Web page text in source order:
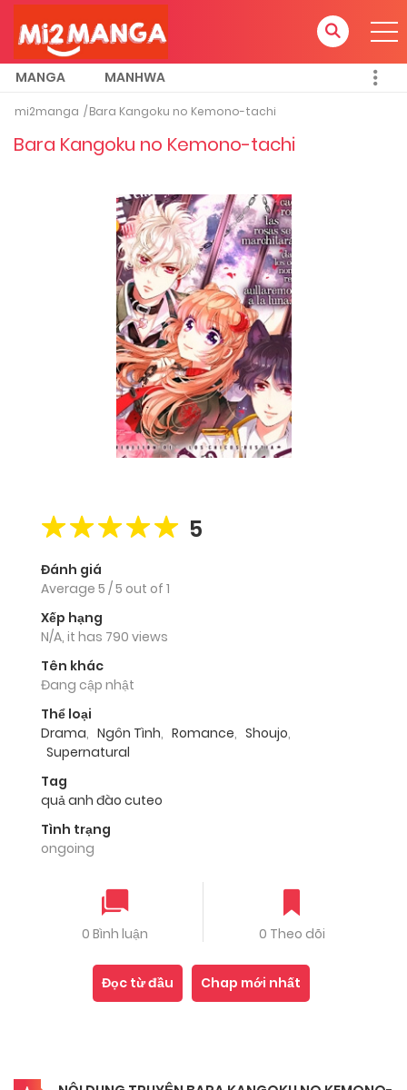
MANGA MANHWA
mi2manga Bara Kangoku no Kemono-tachi
Bara Kangoku no Kemono-tachi
5
Đánh giá
Average 5 /5 out of 1
Xếp hạng
N/A, it has 790 views
Tên khác
Đang cập nhật
Thể loại
Drama, Ngôn Tình, Romance, Shoujo,
Supernatural
Tag
quả anh đào cuteo
Tình trạng
ongoing
0 Bình luận 0 Theo dõi
Đọc từ đầu Chap mới nhất